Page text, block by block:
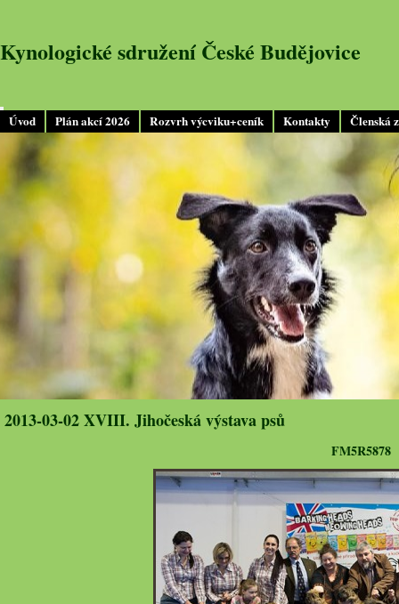
Úvod Plán akcí 2026 Rozvrh výcviku+ceník Kontakty Členská
Kynologické sdružení České Budějovice
2013-03-02 XVIII. Jihočeská výstava psů
FM5R5878